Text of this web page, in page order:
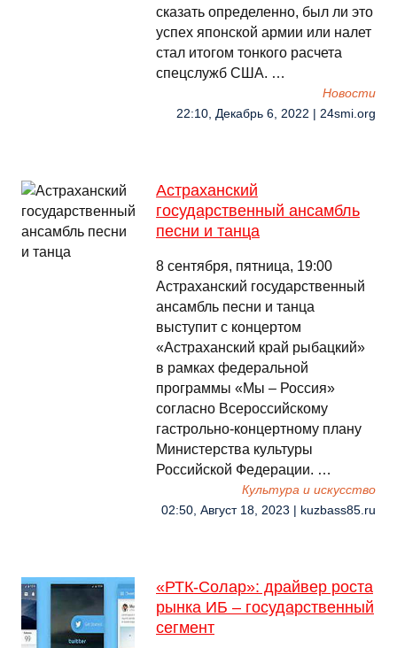
сказать определенно, был ли это
успех японской армии или налет
стал итогом тонкого расчета
спецслужб США. …
Новости
22:10, Декабрь 6, 2022 | 24smi.org
Астраханский
государственный ансамбль
песни и танца
8 сентября, пятница, 19:00
Астраханский государственный
ансамбль песни и танца
выступит с концертом
«Астраханский край рыбацкий»
в рамках федеральной
программы «Мы – Россия»
согласно Всероссийскому
гастрольно-концертному плану
Министерства культуры
Российской Федерации. …
Культура и искусство
02:50, Август 18, 2023 | kuzbass85.ru
«РТК-Солар»: драйвер роста
рынка ИБ – государственный
сегмент